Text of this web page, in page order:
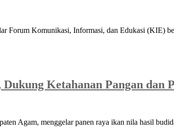
Komunikasi, Informasi, dan Edukasi (KIE)
Ketahanan Pangan dan
Agam, menggelar panen raya ikan nila hasil